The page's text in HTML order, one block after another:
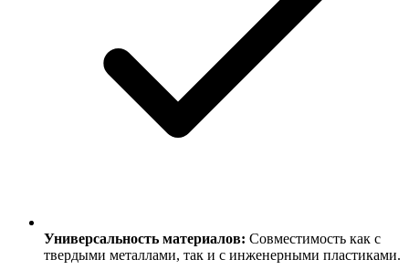
Универсальность материалов: Совместимость как с
твердыми металлами, так и с инженерными пластиками.